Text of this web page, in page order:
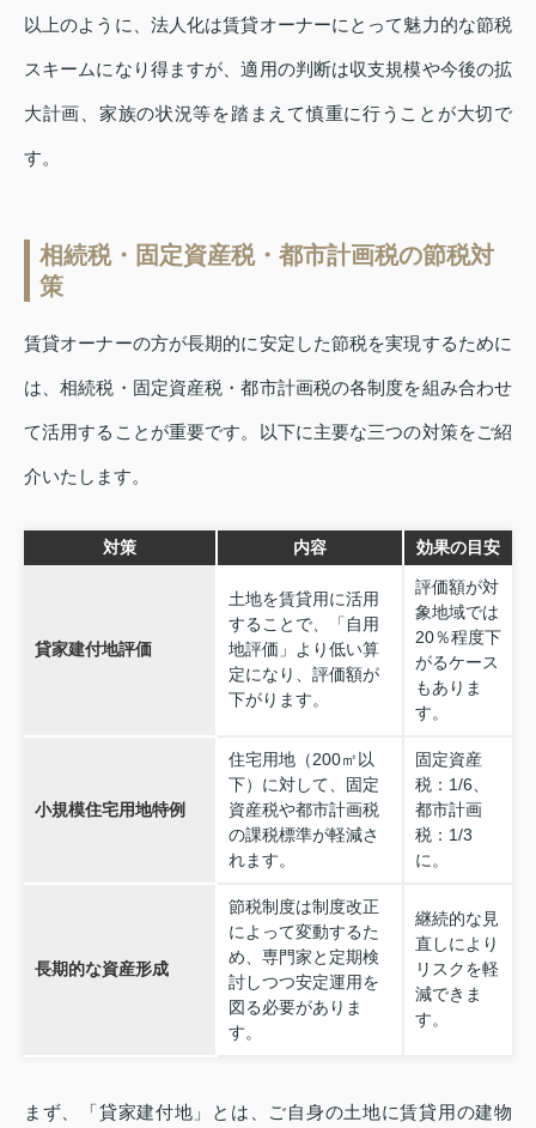
以上のように、法人化は賃貸オーナーにとって魅力的な節税
スキームになり得ますが、適用の判断は収支規模や今後の拡
大計画、家族の状況等を踏まえて慎重に行うことが大切で
す。
相続税・固定資産税・都市計画税の節税対
策
賃貸オーナーの方が長期的に安定した節税を実現するために
は、相続税・固定資産税・都市計画税の各制度を組み合わせ
て活用することが重要です。以下に主要な三つの対策をご紹
介いたします。
対策 内容 効果の目安
貸家建付地評価
土地を賃貸用に活用
することで、「自用
地評価」より低い算
定になり、評価額が
下がります。
評価額が対
象地域では
20％程度下
がるケース
もありま
す。
小規模住宅用地特例
住宅用地（200㎡以
下）に対して、固定
資産税や都市計画税
の課税標準が軽減さ
れます。
固定資産
税：1/6、
都市計画
税：1/3
に。
長期的な資産形成
節税制度は制度改正
によって変動するた
め、専門家と定期検
討しつつ安定運用を
図る必要がありま
す。
継続的な見
直しにより
リスクを軽
減できま
す。
まず、「貸家建付地」とは、ご自身の土地に賃貸用の建物